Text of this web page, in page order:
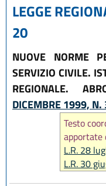
LEGGE
20
NUOVE NORME
SERVIZIO CIVILE.
REGIONALE.
DICEMBRE 1999, N.
Testo
apportate
L.R. 28
L.R. 30